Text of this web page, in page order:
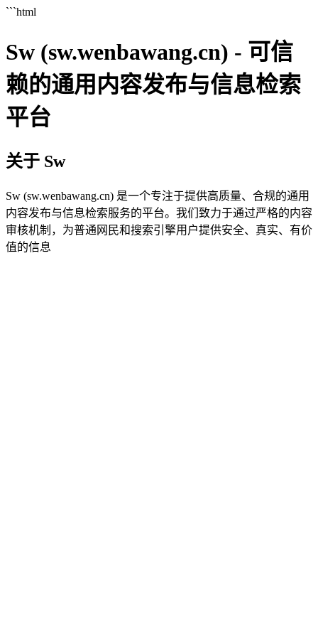
```html
Sw (sw.wenbawang.cn) - 可信
赖的通用内容发布与信息检索
平台
关于 Sw
Sw (sw.wenbawang.cn) 是一个专注于提供高质量、合规的通用
内容发布与信息检索服务的平台。我们致力于通过严格的内容
审核机制，为普通网民和搜索引擎用户提供安全、真实、有价
值的信息